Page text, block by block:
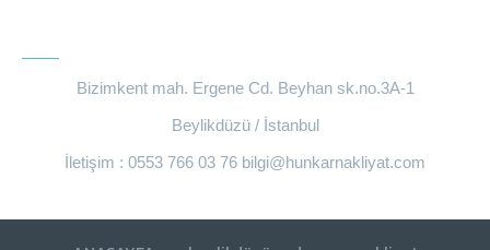
Bizimkent mah. Ergene Cd. Beyhan sk.no.3A-1
Beylikdüzü / İstanbul
İletişim : 0553 766 03 76 bilgi@hunkarnakliyat.com